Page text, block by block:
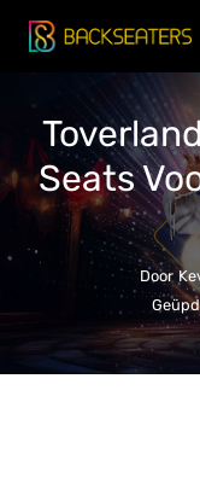
Doorgaan
naar
Seats
Door